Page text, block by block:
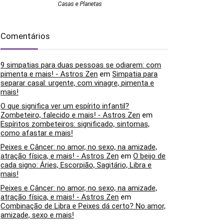
Casas e Planetas
Comentários
9 simpatias para duas pessoas se odiarem: com
pimenta e mais! - Astros Zen em Simpatia para
separar casal: urgente, com vinagre, pimenta e
mais!
O que significa ver um espírito infantil?
Zombeteiro, falecido e mais! - Astros Zen em
Espíritos zombeteiros: significado, sintomas,
como afastar e mais!
Peixes e Câncer: no amor, no sexo, na amizade,
atração física, e mais! - Astros Zen em O beijo de
cada signo: Áries, Escorpião, Sagitário, Libra e
mais!
Peixes e Câncer: no amor, no sexo, na amizade,
atração física, e mais! - Astros Zen em
Combinação de Libra e Peixes dá certo? No amor,
amizade, sexo e mais!